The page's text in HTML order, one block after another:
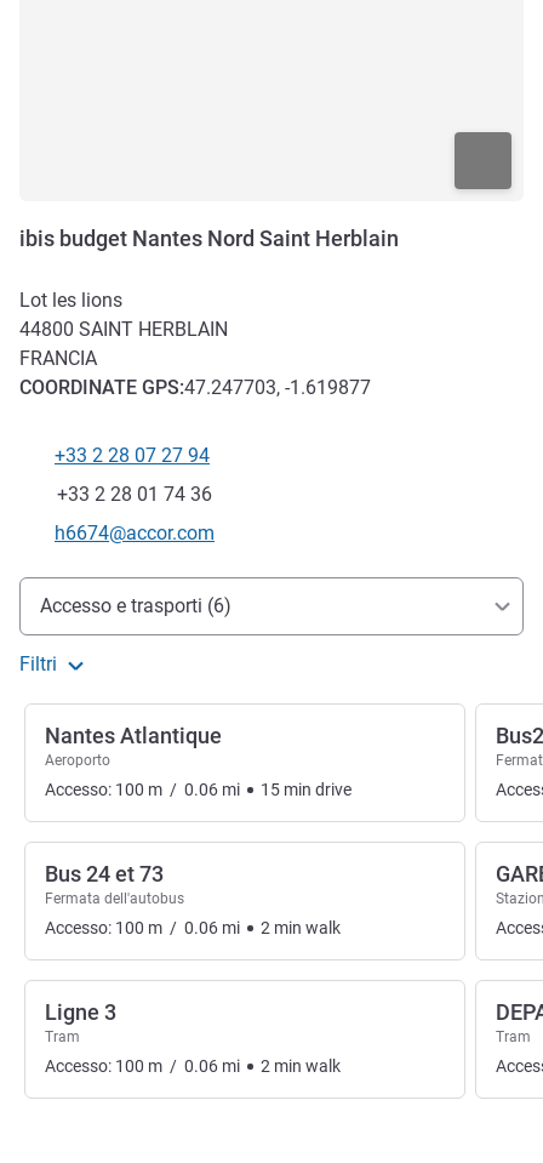
ibis budget Nantes Nord Saint Herblain
Lot les lions
44800 SAINT HERBLAIN
FRANCIA
COORDINATE GPS:47.247703, -1.619877
Telefono
+33 2 28 07 27 94
Fax
+33 2 28 01 74 36
E-mail di contatto
h6674@accor.com
Accesso e trasporti
Accesso e trasporti (6)
Filtri
Nantes Atlantique
Aeroporto
Accesso: 100 m / 0.06 mi 15 min drive
Bus 24 et 73
Fermata dell'autobus
Accesso: 100 m / 0.06 mi 2 min walk
Ligne 3
Tram
Accesso: 100 m / 0.06 mi 2 min walk
Tram